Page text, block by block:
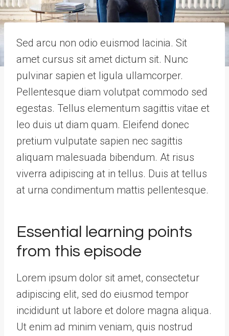
Sed arcu non odio euismod lacinia. Sit
amet cursus sit amet dictum sit. Nunc
pulvinar sapien et ligula ullamcorper.
Pellentesque diam volutpat commodo sed
egestas. Tellus elementum sagittis vitae et
leo duis ut diam quam. Eleifend donec
pretium vulputate sapien nec sagittis
aliquam malesuada bibendum. At risus
viverra adipiscing at in tellus. Duis at tellus
at urna condimentum mattis pellentesque.
Essential learning points
from this episode
Lorem ipsum dolor sit amet, consectetur
adipiscing elit, sed do eiusmod tempor
incididunt ut labore et dolore magna aliqua.
Ut enim ad minim veniam, quis nostrud